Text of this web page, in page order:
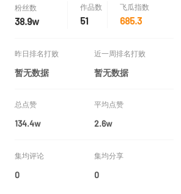
粉丝数
38.9w
作品数
51
飞瓜指数
685.3
昨日排名打败
暂无数据
近一周排名打败
暂无数据
总点赞
134.4w
平均点赞
2.6w
集均评论
0
集均分享
0